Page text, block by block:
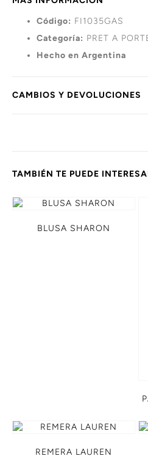
Código: FI1035GAS
Categoría: PRET A
Hecho en Argentina
CAMBIOS Y DEVOLUCIONES
TAMBIÉN TE PUEDE
BLUSA SHARON
REMERA LAUREN